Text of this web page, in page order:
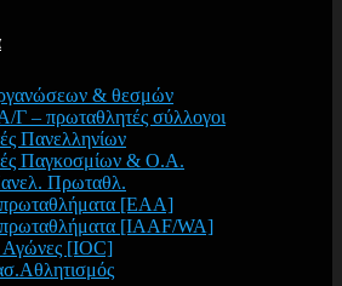
& θεσμών
– πρωταθλητές σύλλογοι
Πανελληνίων
Παγκοσμίων & Ο.Α.
Πρωταθλ.
[EAA]
[IAAF/WA]
Αγώνες [IOC]